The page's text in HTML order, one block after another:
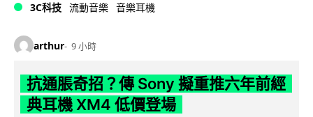
3C科技 流動音樂 音樂耳機
arthur 9 小時
抗通脹奇招？傳 Sony 擬重推六年前經
典耳機 XM4 低價登場